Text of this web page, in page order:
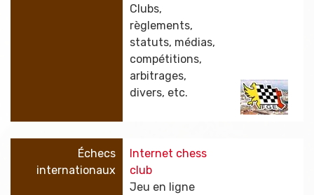
Clubs,
règlements,
statuts, médias,
compétitions,
arbitrages,
divers, etc.
Échecs
internationaux
Internet chess
club
Jeu en ligne